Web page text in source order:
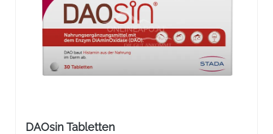
DAOsin Tabletten